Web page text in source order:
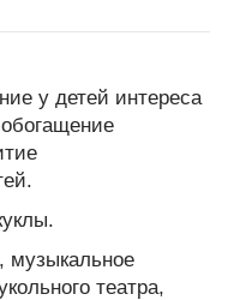
у детей интереса
музыкальное
театра,